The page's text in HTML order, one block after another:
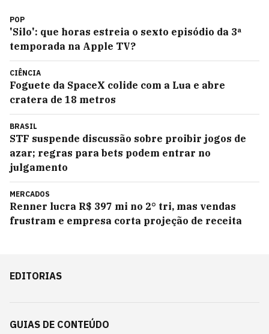
POP
'Silo': que horas estreia o sexto episódio da 3ª
temporada na Apple TV?
CIÊNCIA
Foguete da SpaceX colide com a Lua e abre
cratera de 18 metros
BRASIL
STF suspende discussão sobre proibir jogos de
azar; regras para bets podem entrar no
julgamento
MERCADOS
Renner lucra R$ 397 mi no 2° tri, mas vendas
frustram e empresa corta projeção de receita
EDITORIAS
GUIAS DE CONTEÚDO